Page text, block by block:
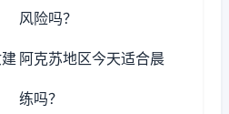
风险吗？
阿克苏地区今天适合晨
练吗？